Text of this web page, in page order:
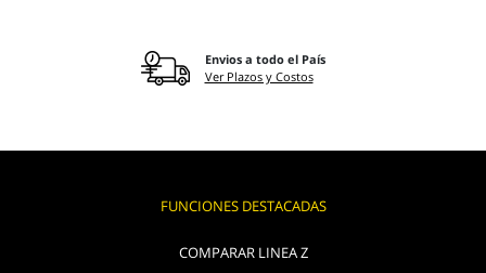
Envios a todo el País
Ver Plazos y Costos
FUNCIONES DESTACADAS
COMPARAR LINEA Z